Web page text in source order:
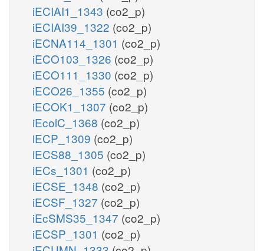
iECIAI1_1343 (co2_p)
iECIAI39_1322 (co2_p)
iECNA114_1301 (co2_p)
iECO103_1326 (co2_p)
iECO111_1330 (co2_p)
iECO26_1355 (co2_p)
iECOK1_1307 (co2_p)
iEcolC_1368 (co2_p)
iECP_1309 (co2_p)
iECS88_1305 (co2_p)
iECs_1301 (co2_p)
iECSE_1348 (co2_p)
iECSF_1327 (co2_p)
iEcSMS35_1347 (co2_p)
iECSP_1301 (co2_p)